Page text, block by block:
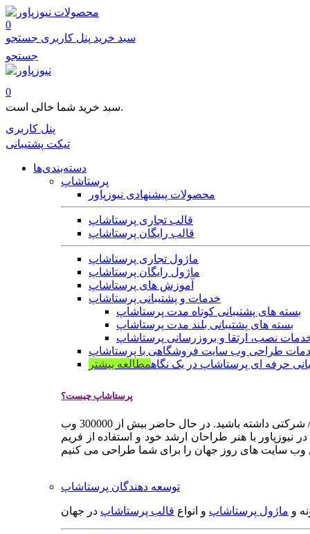
محصولات
0
سبد خرید پنل کاربری جستجو
جستجو
0
سبد خرید شما خالی است.
پنل کاربری
تیکت پشتیبانی
دسته‌بندی‌ها
پرستاشاپ
محصولات پیشنهادی نیوزپاور
قالب تجاری پرستاشاپ
قالب رایگان پرستاشاپ
ماژول تجاری پرستاشاپ
ماژول رایگان پرستاشاپ
آموزش های پرستاشاپ
خدمات و پشتیبانی پرستاشاپ
بسته های پشتیبانی کوتاه مدت پرستاشاپ
بسته های پشتیبانی بلند مدت پرستاشاپ
نصب، ارتقا و بروزرسانی پرستاشاپ
طراحی وب سایت فروشگاهی با پرستاشاپ
حرفه ای پرستاشاپ در یک نگاهمطالعه بیشتر
پرستاشاپ چیست؟
پرستاشاپ یک سیستم مدیریت وب سایت / فروشگاه آنلاین اپن سورس است که به شما کمک می کند به سرعت یک وب سایت فروشگاهی / شرکتی داشته باشید. در حال حاضر بیش از 300000 وب
با هنر طراحان ارشد خود و استفاده از فریم
توسعه دهندگان پرستاشاپ
و ماژول پرستاشاپ و انواع قالب پرستاشاپ در جهان